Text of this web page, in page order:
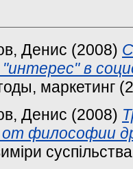
Денис (2008)
в
маркетинг
Денис (2008)
от философии